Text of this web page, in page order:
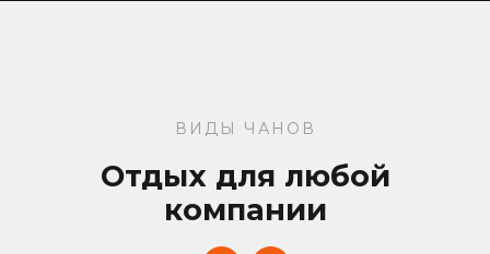
ВИДЫ ЧАНОВ
Отдых для любой
компании